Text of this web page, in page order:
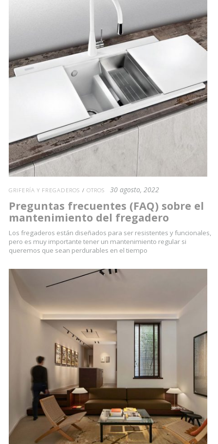
GRIFERÍA Y FREGADEROS / OTROS 30 agosto, 2022
Preguntas frecuentes (FAQ) sobre el
mantenimiento del fregadero
Los fregaderos están diseñados para ser resistentes y funcionales,
pero es muy importante tener un mantenimiento regular si
queremos que sean perdurables en el tiempo